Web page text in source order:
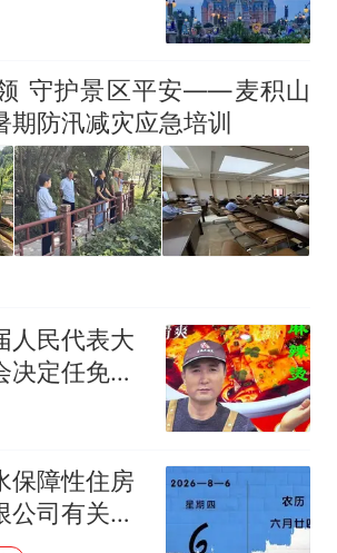
退改行程
守护景区平安——麦积山
期防汛减灾应急培训
人民代表大
决定任免名
保障性住房
公司有关棚
公告